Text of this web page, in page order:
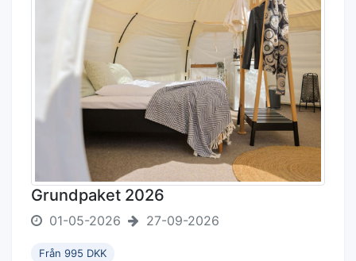
Grundpaket 2026
01-05-2026 27-09-2026
Från 995 DKK